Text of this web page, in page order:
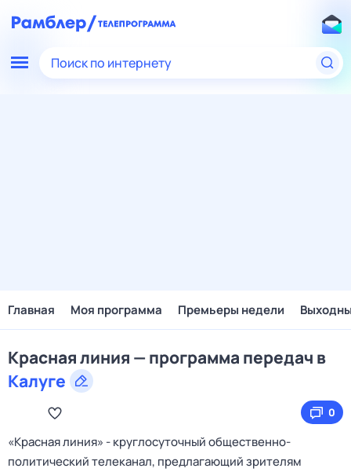
Поиск по интернету
Главная Моя программа Премьеры недели
Красная линия — программа передач в
Калуге
0
«Красная линия» - круглосуточный общественно-
политический телеканал, предлагающий зрителям